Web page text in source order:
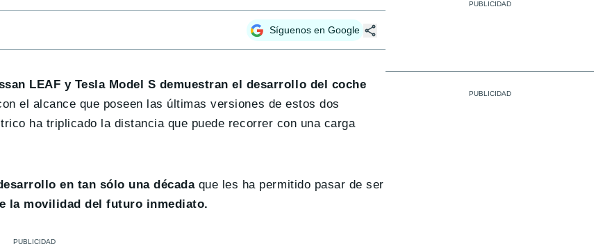
Síguenos en Google
LEAF y Tesla Model S demuestran el desarrollo del coche
el alcance que poseen las últimas versiones de estos dos
ha triplicado la distancia que puede recorrer con una carga
en tan sólo una décadaque les ha permitido pasar de ser
la movilidad del futuro inmediato.